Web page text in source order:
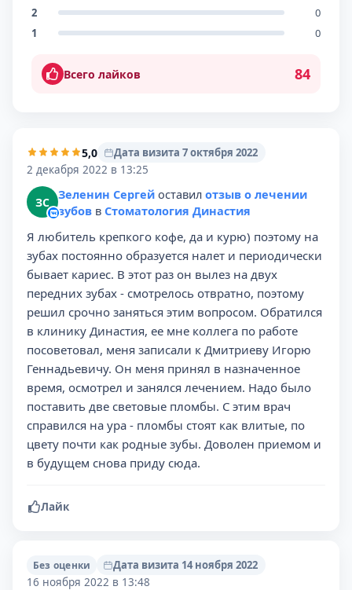
2
0
1
0
Всего лайков 84
5,0
Дата визита 7 октября 2022
2 декабря 2022 в 13:25
ЗС Зеленин Сергей оставил отзыв о лечении
зубов в Стоматология Династия
Я любитель крепкого кофе, да и курю) поэтому на
зубах постоянно образуется налет и периодически
бывает кариес. В этот раз он вылез на двух
передних зубах - смотрелось отвратно, поэтому
решил срочно заняться этим вопросом. Обратился
в клинику Династия, ее мне коллега по работе
посоветовал, меня записали к Дмитриеву Игорю
Геннадьевичу. Он меня принял в назначенное
время, осмотрел и занялся лечением. Надо было
поставить две световые пломбы. С этим врач
справился на ура - пломбы стоят как влитые, по
цвету почти как родные зубы. Доволен приемом и
в будущем снова приду сюда.
Лайк
Без оценки
Дата визита 14 ноября 2022
16 ноября 2022 в 13:48